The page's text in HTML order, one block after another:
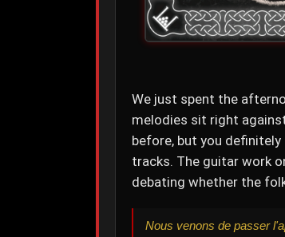
We just spent the
melodies sit right
before, but you
tracks. The guitar work
debating whether the
Nous venons de passer